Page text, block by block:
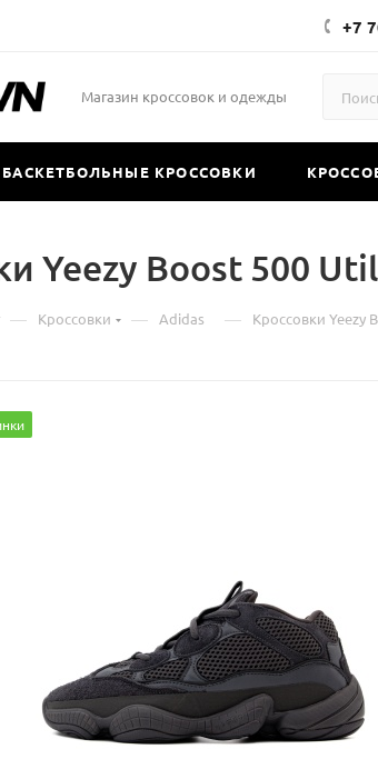
+7
Магазин кроссовок и одежды
БАСКЕТБОЛЬНЫЕ КРОССОВКИ
Yeezy Boost 500
— Кроссовки — Аdidas — Кроссовки Yeezy